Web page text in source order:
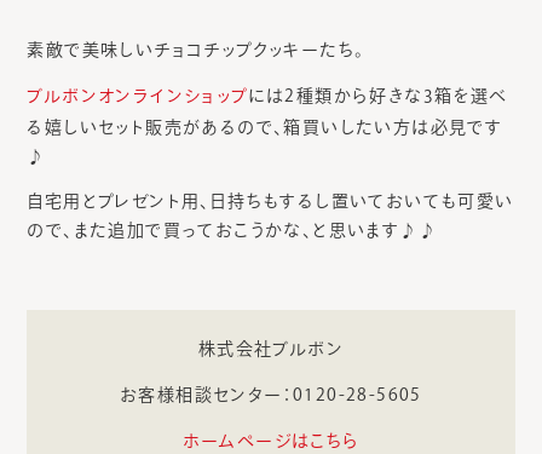
素敵で美味しいチョコチップクッキーたち。
ブルボンオンラインショップには2種類から好きな 3箱を選べ
る嬉しいセット販売があるので、箱買いしたい方は必見です
♪
自宅用とプレゼント用、日持ちもするし置いておいても可愛い
ので、また追加で買っておこうかな、と思います♪♪
株式会社ブルボン
お客様相談センター：0120-28-5605
ホームページはこちら